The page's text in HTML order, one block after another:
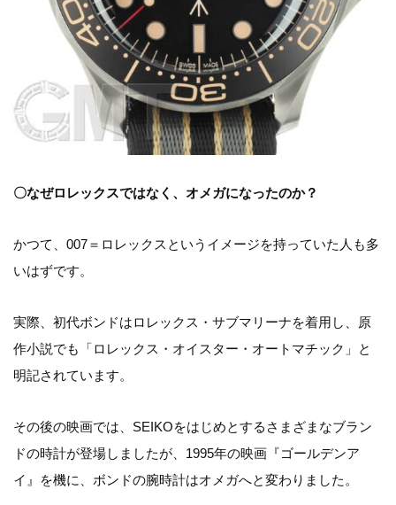
〇なぜロレックスではなく、オメガになったのか？
かつて、007＝ロレックスというイメージを持っていた人も多
いはずです。
実際、初代ボンドはロレックス・サブマリーナを着用し、原
作小説でも「ロレックス・オイスター・オートマチック」と
明記されています。
その後の映画では、SEIKOをはじめとするさまざまなブラン
ドの時計が登場しましたが、1995年の映画『ゴールデンア
イ』を機に、ボンドの腕時計はオメガへと変わりました。